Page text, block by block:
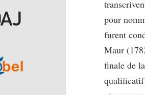
pour
furent
Maur
finale de
qualificatif